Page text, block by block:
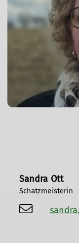
Sandra Ott
Schatzmeisterin